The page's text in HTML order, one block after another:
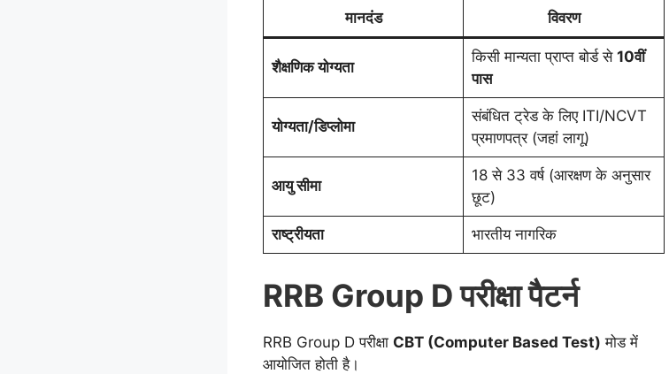
मानदंड विवरण
शैक्षणिक योग्यता
किसी मान्यता प्राप्त बोर्ड से 10वीं
पास
योग्यता/डिप्लोमा
संबंधित ट्रेड के लिए ITI/NCVT
प्रमाणपत्र (जहां लागू)
आयु सीमा
18 से 33 वर्ष (आरक्षण के अनुसार
छूट)
राष्ट्रीयता भारतीय नागरिक
RRB Group D परीक्षा पैटर्न
RRB Group D परीक्षा CBT (Computer Based Test) मोड में
आयोजित होती है।